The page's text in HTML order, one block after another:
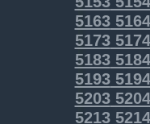
51635164
51735174
51835184
51935194
52035204
52135214